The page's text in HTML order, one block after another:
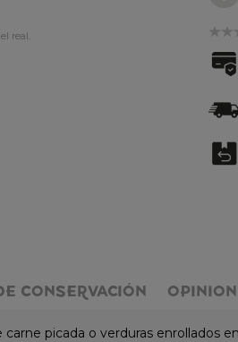
real.
CONSERVACIÓN
picada o verduras